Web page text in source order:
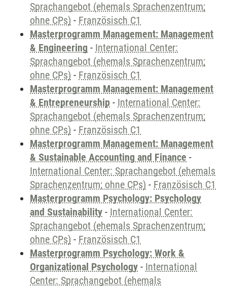
Sprachangebot (ehemals Sprachenzentrum;
ohne CPs) - Französisch C1
Masterprogramm Management: Management
& Engineering - International Center:
Sprachangebot (ehemals Sprachenzentrum;
ohne CPs) - Französisch C1
Masterprogramm Management: Management
& Entrepreneurship - International Center:
Sprachangebot (ehemals Sprachenzentrum;
ohne CPs) - Französisch C1
Masterprogramm Management: Management
& Sustainable Accounting and Finance -
International Center: Sprachangebot (ehemals
Sprachenzentrum; ohne CPs) - Französisch C1
Masterprogramm Psychology: Psychology
and Sustainability - International Center:
Sprachangebot (ehemals Sprachenzentrum;
ohne CPs) - Französisch C1
Masterprogramm Psychology: Work &
Organizational Psychology - International
Center: Sprachangebot (ehemals